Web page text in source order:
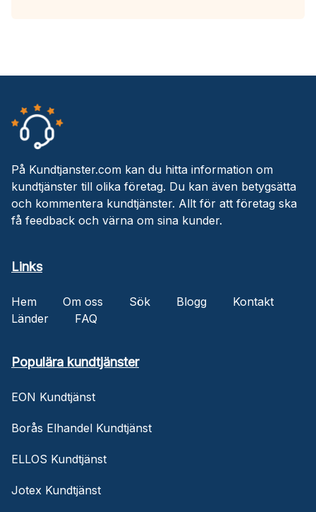
På Kundtjanster.com kan du hitta information om
kundtjänster till olika företag. Du kan även betygsätta
och kommentera kundtjänster. Allt för att företag ska
få feedback och värna om sina kunder.
Links
Hem Om oss Sök Blogg
Kontakt
Länder
FAQ
Populära kundtjänster
EON Kundtjänst
Borås Elhandel Kundtjänst
ELLOS Kundtjänst
Jotex Kundtjänst